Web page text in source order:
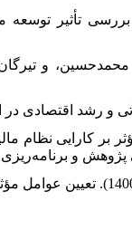
مهدیه، عالمی،
بررسی عوامل مؤثر بر
و
12. صامتی، مجید، ایزدی،